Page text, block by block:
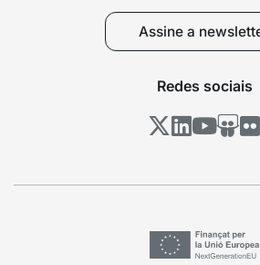
Assine a
Redes sociais